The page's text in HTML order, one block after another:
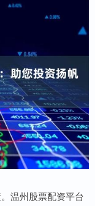
温州股票配资平台